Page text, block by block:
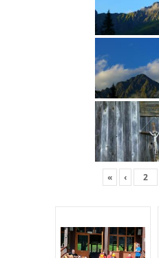
« ‹